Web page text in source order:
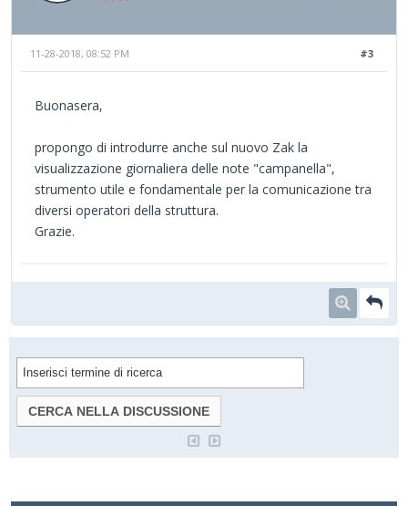
#3
11-28-2018, 08:52 PM
Buonasera,
propongo di introdurre anche sul nuovo Zak la
visualizzazione giornaliera delle note "campanella",
strumento utile e fondamentale per la comunicazione tra
diversi operatori della struttura.
Grazie.